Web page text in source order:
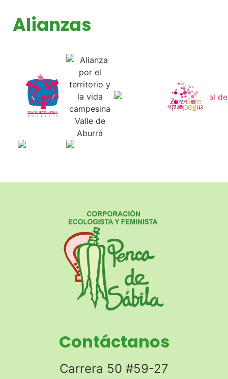
Alianzas
Contáctanos
Carrera 50 #59-27